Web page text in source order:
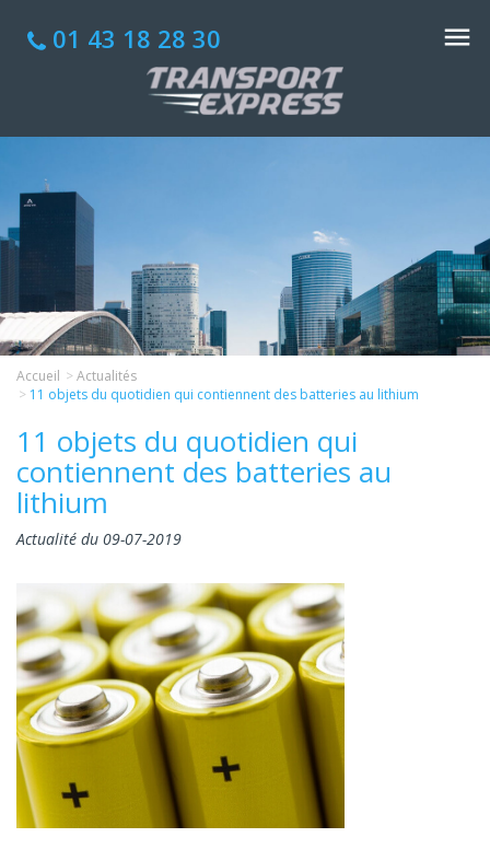
01 43 18 28 30
Accueil
Actualités
11 objets du quotidien qui contiennent des batteries au lithium
11 objets du quotidien qui
contiennent des batteries au
lithium
Actualité du 09-07-2019